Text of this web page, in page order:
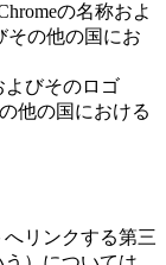
の名称およ
その他の国にお
よびそのロゴ
他の国における
リンクする第三